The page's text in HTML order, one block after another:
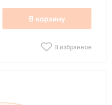
В корзину
В избранное